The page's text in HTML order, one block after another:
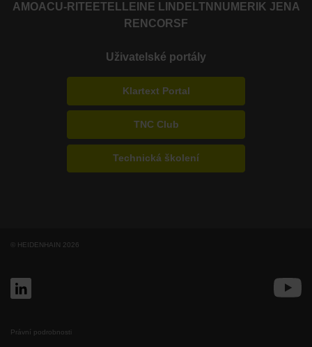
AMOACU-RITE ETEL LEINE LINDE LTN NUMERIK JENA
RENCORSF
Uživatelské portály
Klartext Portal
TNC Club
Technická školení
© HEIDENHAIN 2026
Právní podrobnosti